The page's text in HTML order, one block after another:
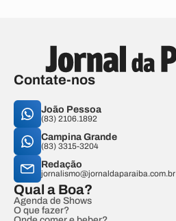
Contate-nos
João Pessoa
(83) 2106.1892
Campina Grande
(83) 3315-3204
Redação
jornalismo@jornaldaparaiba.com.br
Qual a Boa?
Agenda de Shows
O que fazer?